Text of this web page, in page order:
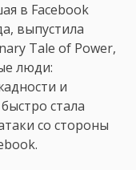
в Facebook
выпустила
Tale of Power,
люди:
и
стала
со стороны